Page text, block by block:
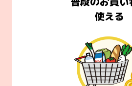
使える